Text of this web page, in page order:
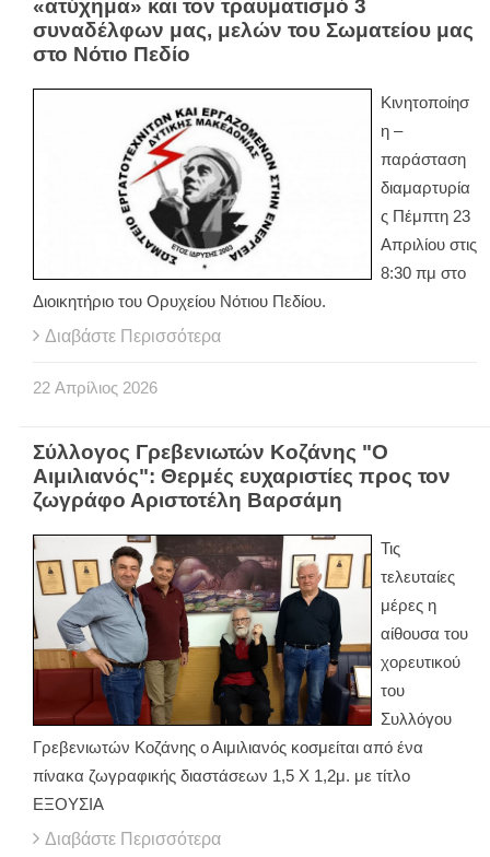
«ατύχημα» και τον τραυματισμό 3
συναδέλφων μας, μελών του Σωματείου μας
στο Νότιο Πεδίο
Κινητοποίησ
η –
παράσταση
διαμαρτυρία
ς Πέμπτη 23
Απριλίου στις
8:30 πμ στο
Διοικητήριο του Ορυχείου Νότιου Πεδίου.
Διαβάστε Περισσότερα
22 Απρίλιος 2026
Σύλλογος Γρεβενιωτών Κοζάνης "Ο
Αιμιλιανός": Θερμές ευχαριστίες προς τον
ζωγράφο Αριστοτέλη Βαρσάμη
Τις
τελευταίες
μέρες η
αίθουσα του
χορευτικού
του
Συλλόγου
Γρεβενιωτών Κοζάνης ο Αιμιλιανός κοσμείται από ένα
πίνακα ζωγραφικής διαστάσεων 1,5 Χ 1,2μ. με τίτλο
ΕΞΟΥΣΙΑ
Διαβάστε Περισσότερα